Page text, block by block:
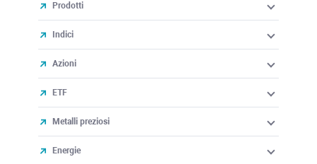
Prodotti
Indici
Azioni
ETF
Metalli preziosi
Energie